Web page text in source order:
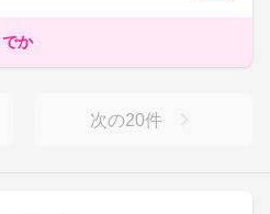
か
次の20件